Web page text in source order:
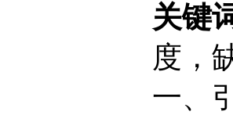
关键
度，
一、